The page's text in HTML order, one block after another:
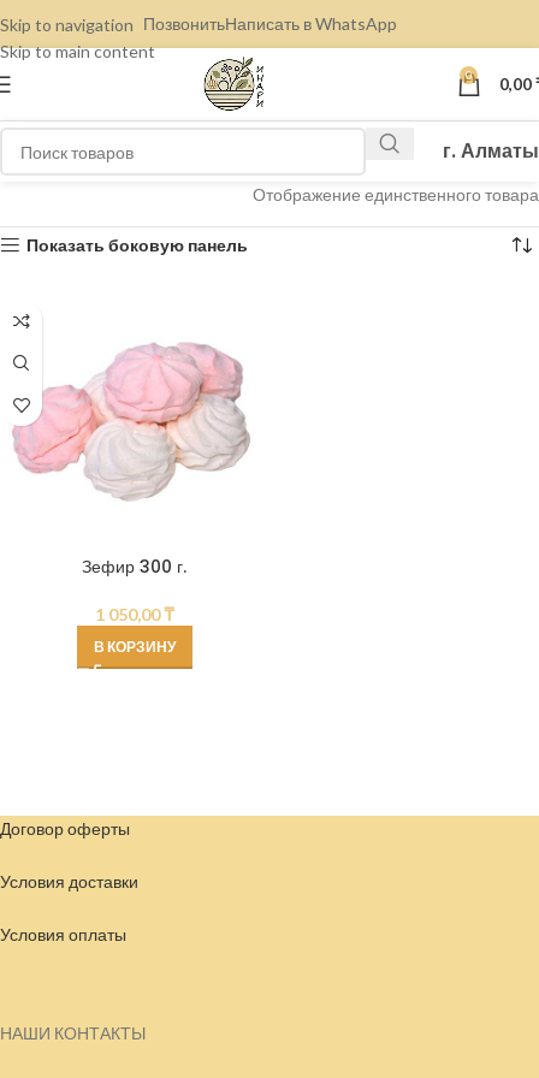
Skip to navigation
Skip to main content
ПозвонитьНаписать в WhatsApp
0 0,00
г. Алматы
Отображение единственного товара
Показать боковую панель
Зефир 300 г.
1 050,00₸
В КОРЗИНУ
Договор оферты
Условия доставки
Условия оплаты
НАШИ КОНТАКТЫ